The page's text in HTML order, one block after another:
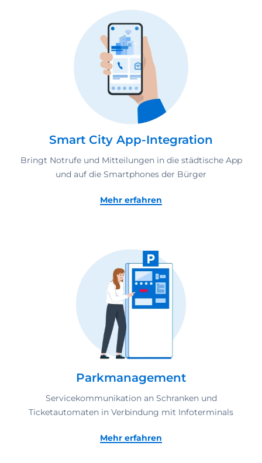
Smart City App-Integration
Bringt Notrufe und Mitteilungen in die städtische App
und auf die Smartphones der Bürger
Mehr erfahren
Parkmanagement
Servicekommunikation an Schranken und
Ticketautomaten in Verbindung mit Infoterminals
Mehr erfahren